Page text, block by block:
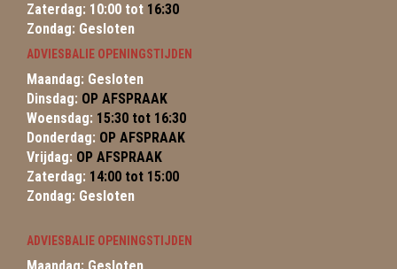
Zaterdag: 10:00 tot 16:30
Zondag: Gesloten
ADVIESBALIE OPENINGSTIJDEN
Maandag: Gesloten
Dinsdag: OP AFSPRAAK
Woensdag: 15:30 tot 16:30
Donderdag: OP AFSPRAAK
Vrijdag: OP AFSPRAAK
Zaterdag: 14:00 tot 15:00
Zondag: Gesloten
ADVIESBALIE OPENINGSTIJDEN